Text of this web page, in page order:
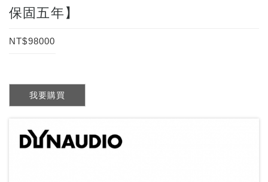
保固五年】
NT$98000
我要購買